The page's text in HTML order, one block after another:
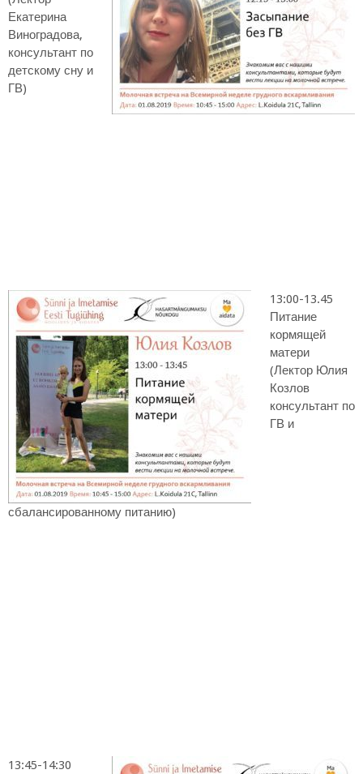
Екатерина
Виноградова,
консультант по
детскому сну и
ГВ)
13:00-13.45
Питание
кормящей
матери
(Лектор Юлия
Козлов
консультант по
ГВ и
сбалансированному питанию)
13:45-14:30